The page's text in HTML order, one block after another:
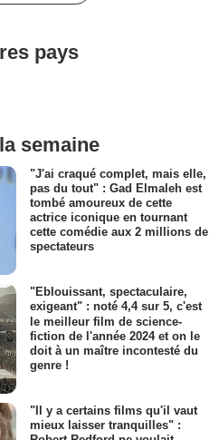
pays
semaine
"J'ai craqué complet, mais elle,
pas du tout" : Gad Elmaleh est
tombé amoureux de cette
actrice iconique en tournant
cette comédie aux 2 millions de
spectateurs
"Eblouissant, spectaculaire,
exigeant" : noté 4,4 sur 5, c'est
le meilleur film de science-
fiction de l'année 2024 et on le
doit à un maître incontesté du
genre !
"Il y a certains films qu'il vaut
mieux laisser tranquilles" :